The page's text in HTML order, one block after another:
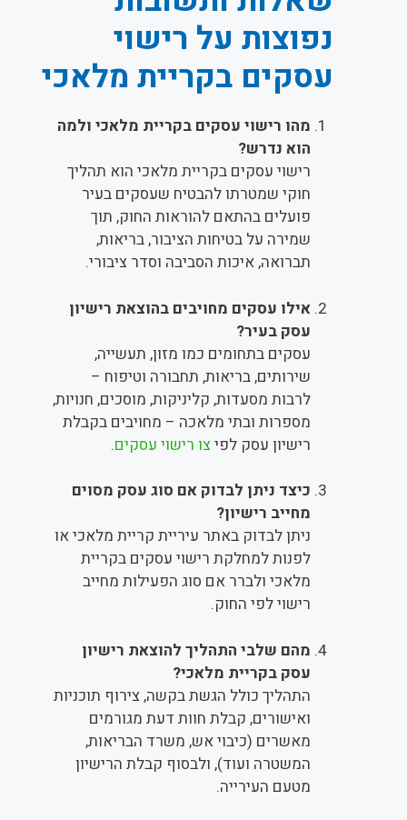
נפוצות על רישוי
עסקים בקריית מלאכי
מהו רישוי עסקים בקריית מלאכי ולמה
הוא נדרש?
רישוי עסקים בקריית מלאכי הוא תהליך
חוקי שמטרתו להבטיח שעסקים בעיר
פועלים בהתאם להוראות החוק, תוך
שמירה על בטיחות הציבור, בריאות,
תברואה, איכות הסביבה וסדר ציבורי.
אילו עסקים מחויבים בהוצאת רישיון
עסק בעיר?
עסקים בתחומים כמו מזון, תעשייה,
שירותים, בריאות, תחבורה וטיפוח –
לרבות מסעדות, קליניקות, מוסכים, חנויות,
מספרות ובתי מלאכה – מחויבים בקבלת
רישיון עסק לפיצו רישוי עסקים.
כיצד ניתן לבדוק אם סוג עסק מסוים
מחייב רישיון?
ניתן לבדוק באתר עיריית קריית מלאכי או
לפנות למחלקת רישוי עסקים בקריית
מלאכי ולברר אם סוג הפעילות מחייב
רישוי לפי החוק.
מהם שלבי התהליך להוצאת רישיון
עסק בקריית מלאכי?
התהליך כולל הגשת בקשה, צירוף תוכניות
ואישורים, קבלת חוות דעת מגורמים
מאשרים (כיבוי אש, משרד הבריאות,
המשטרה ועוד), ולבסוף קבלת הרישיון
מטעם העירייה.